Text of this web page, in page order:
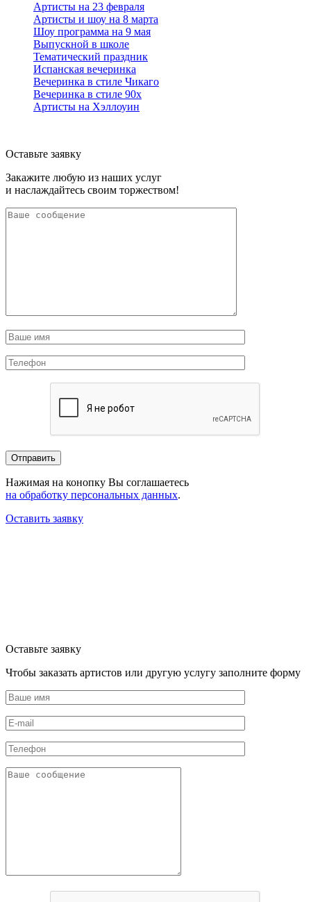
Артисты на 23 февраля
Артисты и шоу на 8 марта
Шоу программа на 9 мая
Выпускной в школе
Тематический праздник
Испанская вечеринка
Вечеринка в стиле Чикаго
Вечеринка в стиле 90х
Артисты на Хэллоуин
Оставьте заявку
Закажите любую из наших услуг
и наслаждайтесь своим торжеством!
Нажимая на конопку Вы соглашаетесь
на обработку персональных данных.
Оставить заявку
Оставьте заявку
Чтобы заказать артистов или другую услугу заполните форму